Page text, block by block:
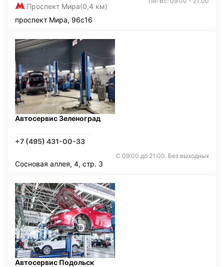
Проспект Мира(0,4 км)
проспект Мира, 96с16
Автосервис Зеленоград
+7 (495) 431-00-33
С 09:00 до 21:00. Без выходных
Сосновая аллея, 4, стр. 3
Автосервис Подольск